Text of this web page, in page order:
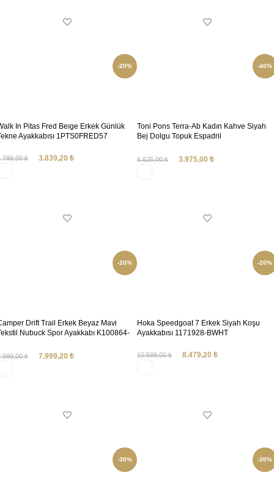
-20%
In Pitas Fred Beıge Erkek Günlük
Ayakkabısı 1PTS0FRED57
₺ 3.839,20 ₺
-40%
Toni Pons Terra-Ab Kadın Kahve Siyah
Bej Dolgu Topuk Espadril
6.625,00₺ 3.975,00 ₺
-20%
Drift Trail Erkek Beyaz Mavi
Nubuck Spor Ayakkabı K100864-
₺ 7.999,20 ₺
-20%
Hoka Speedgoat 7 Erkek Siyah Koşu
Ayakkabısı 1171928-BWHT
10.599,00₺ 8.479,20 ₺
-30% -30%